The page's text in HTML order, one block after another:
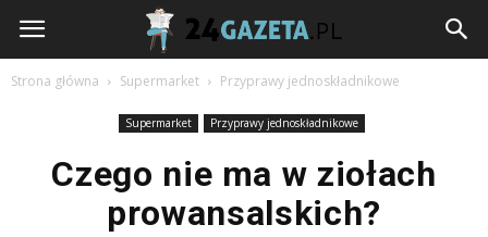
24gazeta.pl
Strona główna Supermarket Przyprawy jednoskładnikowe
Supermarket Przyprawy jednoskładnikowe
Czego nie ma w ziołach
prowansalskich?